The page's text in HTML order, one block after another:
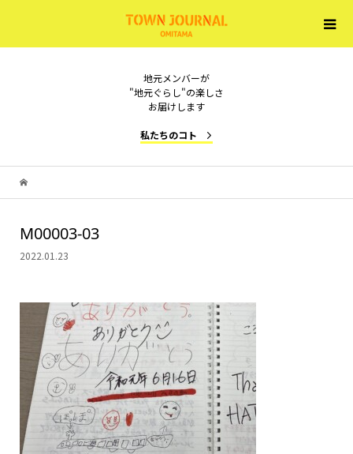
地元メンバーが
"地元ぐらし"の楽しさ
お届けします
私たちのコト
M00003-03
2022.01.23